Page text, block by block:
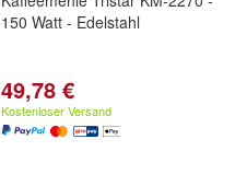
150 Watt - Edelstahl
49,78 €
Kostenloser Versand